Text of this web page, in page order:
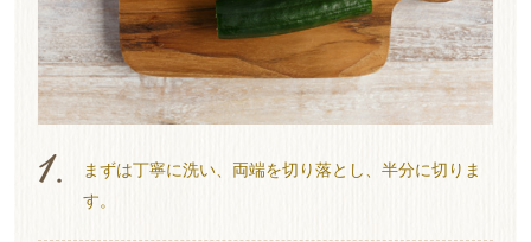
まずは丁寧に洗い、両端を切り落とし、半分に切りま
す。